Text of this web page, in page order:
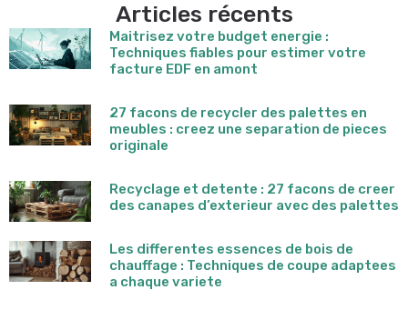
Articles récents
Maitrisez votre budget energie :
Techniques fiables pour estimer votre
facture EDF en amont
27 facons de recycler des palettes en
meubles : creez une separation de pieces
originale
Recyclage et detente : 27 facons de creer
des canapes d’exterieur avec des palettes
Les differentes essences de bois de
chauffage : Techniques de coupe adaptees
a chaque variete